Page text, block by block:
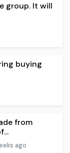
group. It will
buying
from
ago